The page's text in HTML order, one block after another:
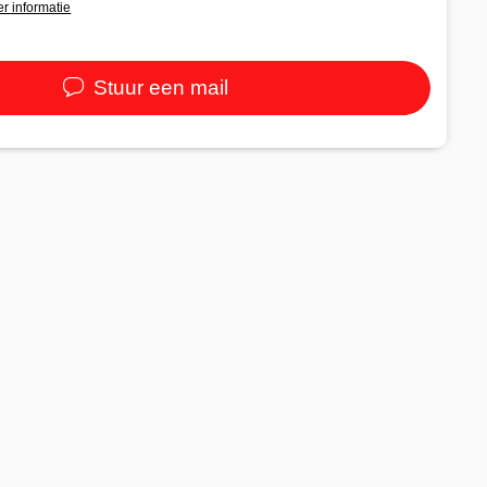
informatie
Stuur een mail